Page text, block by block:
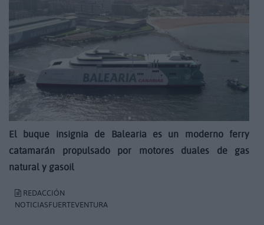
El buque insignia de Balearia es un moderno ferry
catamarán propulsado por motores duales de gas
natural y gasoil
REDACCIÓN
NOTICIASFUERTEVENTURA